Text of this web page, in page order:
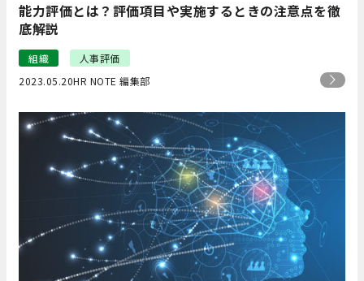
能力評価とは？評価項目や実施するときの注意点を徹
底解説
組織
人事評価
2023.05.20HR NOTE 編集部